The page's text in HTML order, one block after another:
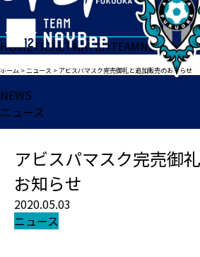
HOMETICKETMATCHTEAMNEWS
ホーム >ニュース > アビスパマスク完売御礼と追加販売のお知らせ
NEWS
ニュース
アビスパマスク完売御
お知らせ
2020.05.03
ニュース